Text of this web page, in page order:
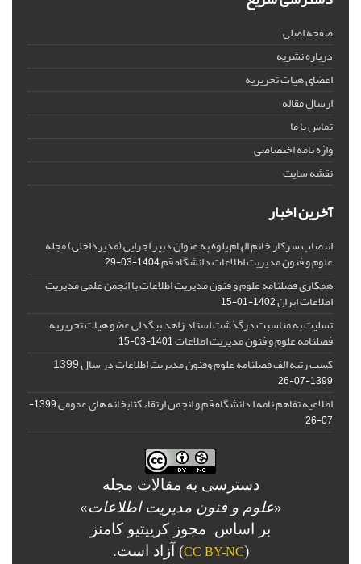
صفحه اصلی
درباره نشریه
اعضای هیات تحریریه
ارسال مقاله
تماس با ما
واژه نامه اختصاصی
نقشه سایت
آخرین اخبار
انتصاب سرکار خانم الهام یلوه به عنوان دبیر اجرایی (مدیرداخلی) مجله
علوم و فنون مدیریت اطلاعات دانشگاه قم1404-03-29
همکاری فصلنامه علوم و فنون مدیریت اطلاعات با انجمن علمی مدیریت
اطلاعات ایران1402-01-15
تسلیت به مناسبت درگذشت استاد زاهد بیگدلی عضو هیات تحریریه
فصلنامه علوم و فنون مدیریت اطلاعات1401-03-15
کسب رتبه الف فصلنامه علوم وفنون مدیریت اطلاعات در سال 1399
1399-07-26
اطلاعیه تفاهم نامه ا دانشگاه قم و انجمن ارتقاء کتابخانه های عمومی
1399-
07-26
دسترسی به مقالات مجله
«علوم و فنون مدیریت اطلاعات»
بر اساس مجوز کرییتیو کامنز
(
CC BY-NC) آزاد است.